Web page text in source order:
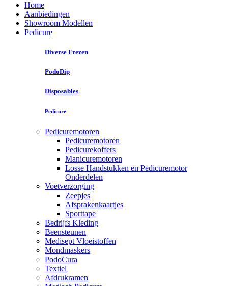
Home
Aanbiedingen
Showroom Modellen
Pedicure
Diverse Frezen
PodoDip
Disposables
Pedicure
Pedicuremotoren
Pedicuremotoren
Pedicurekoffers
Manicuremotoren
Losse Handstukken en Pedicuremotor
Onderdelen
Voetverzorging
Zeepjes
Afsprakenkaartjes
Sporttape
Bedrijfs Kleding
Beensteunen
Medisept Vloeistoffen
Mondmaskers
PodoCura
Textiel
Afdrukramen